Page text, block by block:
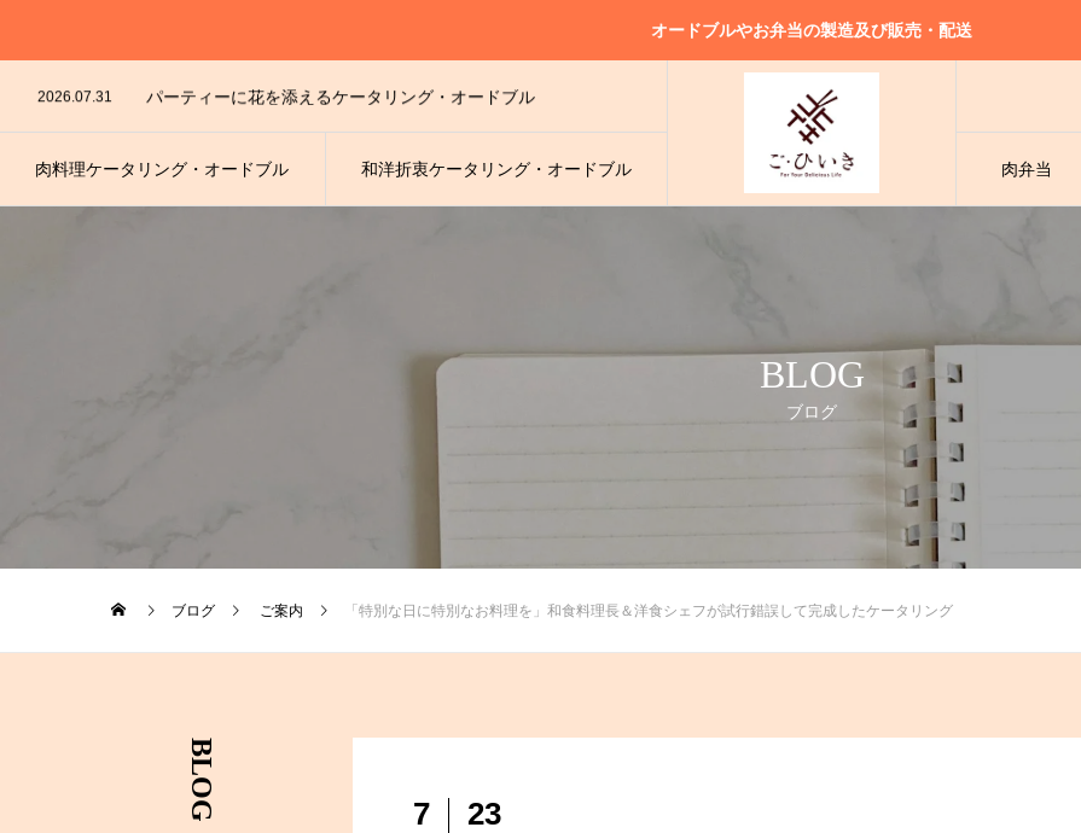
オードブルやお弁当の製造及び販売・配送
肉料理ケータリング・オードブル 和洋折衷ケータリング・オードブル 肉弁当
2026.07.28 パーティーに花を添えるケータリング・オードブル
2026.07.31 パーティーに花を添えるケータリング・オードブル
2026.07.29 様々なシーンでご利用可能！大人気の小分けタイプの和洋折衷オードブル
2026.08.5 様々なシーンでご利用可能！大人気の小分けタイプの和洋折衷オードブル
BLOG
ブログ
ブログ ご案内 「特別な日に特別なお料理を」和食料理長＆洋食シェフが試行錯誤して完成したケータリング
BLOG 7 23